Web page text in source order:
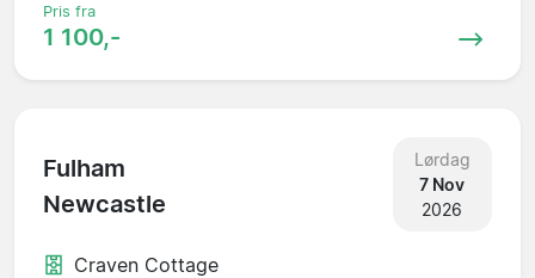
Pris fra
1 100,-
Fulham
Newcastle
Lørdag
7 Nov
2026
Craven Cottage